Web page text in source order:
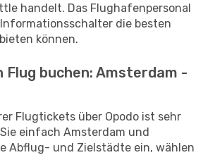
handelt. Das Flughafenpersonal
die besten
können.
Flug buchen: Amsterdam -
Flugtickets über Opodo ist sehr
einfach Amsterdam und
Abflug- und Zielstädte ein, wählen